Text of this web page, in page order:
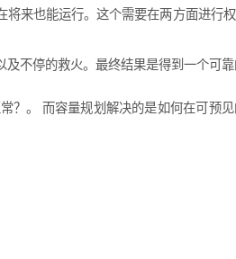
来也能运行。这个需要在两方面进行
不停的救火。最终结果是得到一个可靠
？。 而容量规划解决的是如何在可预